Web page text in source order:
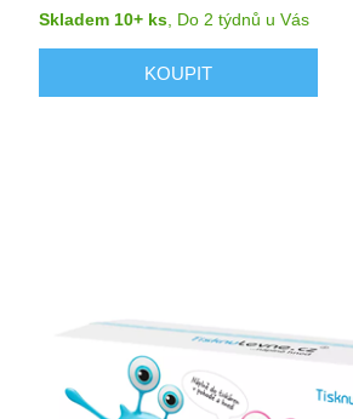
Skladem 10+ ks, Do 2 týdnů u Vás